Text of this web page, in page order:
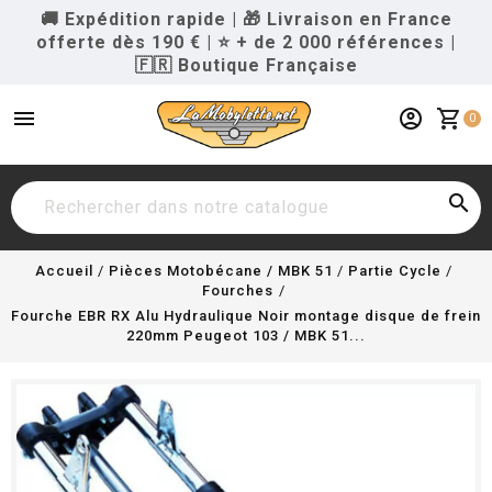
🚚 Expédition rapide | 🎁 Livraison en France
offerte dès 190 € | ⭐ + de 2 000 références |
🇫🇷 Boutique Française
menu shopping_cart 0
account_circle

Accueil Pièces Motobécane / MBK 51
Partie Cycle
Fourches
Fourche EBR RX Alu Hydraulique Noir montage disque de frein
220mm Peugeot 103 / MBK 51...